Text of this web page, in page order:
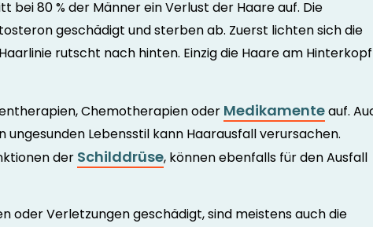
80 % der Männer ein Verlust der Haare auf. Die
geschädigt und sterben ab. Zuerst lichten sich die
rutscht nach hinten. Einzig die Haare am Hinterkopf
Chemotherapien oder Medikamenteauf.
ungesunden Lebensstil kann Haarausfall verursachen.
der Schilddrüse, können ebenfalls für den Ausfall
oder Verletzungen geschädigt, sind meistens auch die